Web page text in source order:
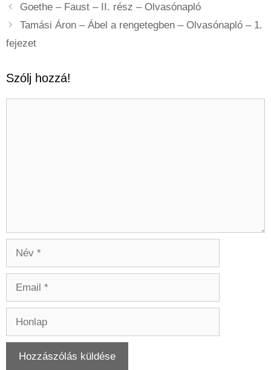
Goethe – Faust – II. rész – Olvasónapló
Tamási Áron – Ábel a rengetegben – Olvasónapló – 1.
fejezet
Szólj hozzá!